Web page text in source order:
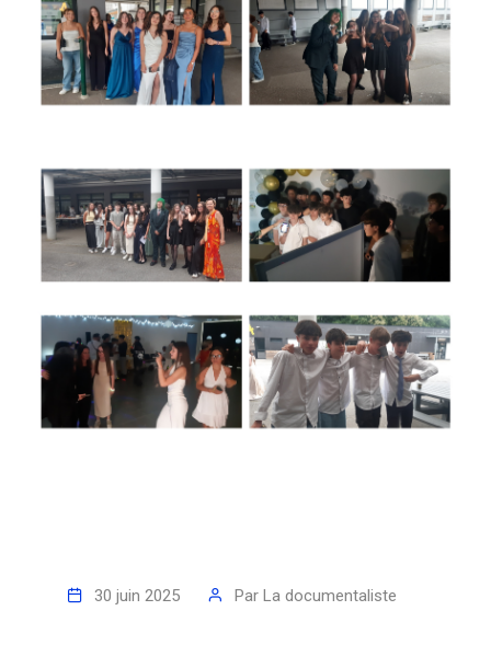
30 juin 2025 Par La documentaliste